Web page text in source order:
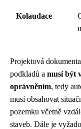
Kolaudace
Projektová
podkladů a musí být
oprávněním, tedy
musí obsahovat
pozemku včetně
staveb. Dále je